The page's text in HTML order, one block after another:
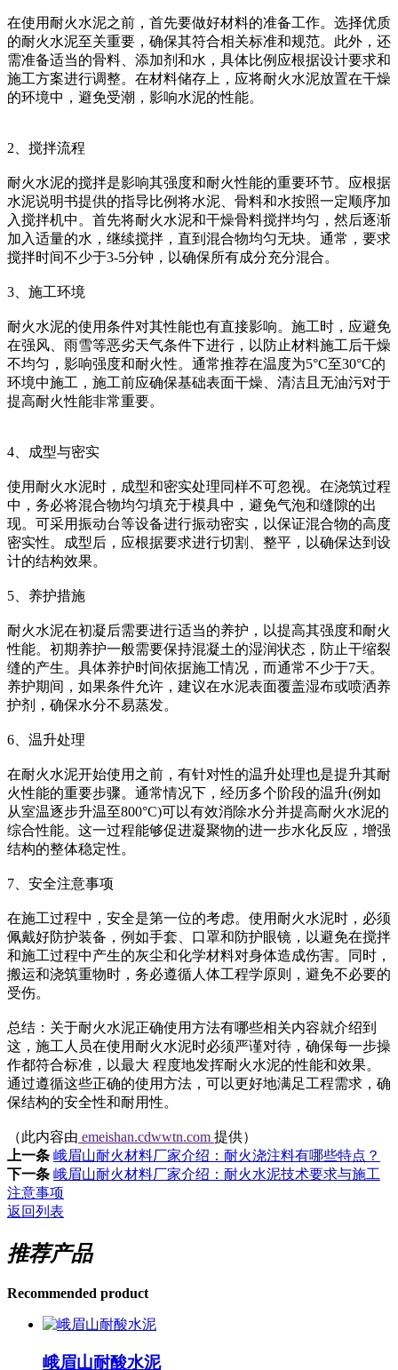
在使用耐火水泥之前，首先要做好材料的准备工作。选择优质
的耐火水泥至关重要，确保其符合相关标准和规范。此外，还
需准备适当的骨料、添加剂和水，具体比例应根据设计要求和
施工方案进行调整。在材料储存上，应将耐火水泥放置在干燥
的环境中，避免受潮，影响水泥的性能。
2、搅拌流程
耐火水泥的搅拌是影响其强度和耐火性能的重要环节。应根据
水泥说明书提供的指导比例将水泥、骨料和水按照一定顺序加
入搅拌机中。首先将耐火水泥和干燥骨料搅拌均匀，然后逐渐
加入适量的水，继续搅拌，直到混合物均匀无块。通常，要求
搅拌时间不少于3-5分钟，以确保所有成分充分混合。
3、施工环境
耐火水泥的使用条件对其性能也有直接影响。施工时，应避免
在强风、雨雪等恶劣天气条件下进行，以防止材料施工后干燥
不均匀，影响强度和耐火性。通常推荐在温度为5°C至30°C的
环境中施工，施工前应确保基础表面干燥、清洁且无油污对于
提高耐火性能非常重要。
4、成型与密实
使用耐火水泥时，成型和密实处理同样不可忽视。在浇筑过程
中，务必将混合物均匀填充于模具中，避免气泡和缝隙的出
现。可采用振动台等设备进行振动密实，以保证混合物的高度
密实性。成型后，应根据要求进行切割、整平，以确保达到设
计的结构效果。
5、养护措施
耐火水泥在初凝后需要进行适当的养护，以提高其强度和耐火
性能。初期养护一般需要保持混凝土的湿润状态，防止干缩裂
缝的产生。具体养护时间依据施工情况，而通常不少于7天。
养护期间，如果条件允许，建议在水泥表面覆盖湿布或喷洒养
护剂，确保水分不易蒸发。
6、温升处理
在耐火水泥开始使用之前，有针对性的温升处理也是提升其耐
火性能的重要步骤。通常情况下，经历多个阶段的温升(例如
从室温逐步升温至800°C)可以有效消除水分并提高耐火水泥的
综合性能。这一过程能够促进凝聚物的进一步水化反应，增强
结构的整体稳定性。
7、安全注意事项
在施工过程中，安全是第一位的考虑。使用耐火水泥时，必须
佩戴好防护装备，例如手套、口罩和防护眼镜，以避免在搅拌
和施工过程中产生的灰尘和化学材料对身体造成伤害。同时，
搬运和浇筑重物时，务必遵循人体工程学原则，避免不必要的
受伤。
总结：关于耐火水泥正确使用方法有哪些相关内容就介绍到
这，施工人员在使用耐火水泥时必须严谨对待，确保每一步操
作都符合标准，以最大 程度地发挥耐火水泥的性能和效果。
通过遵循这些正确的使用方法，可以更好地满足工程需求，确
保结构的安全性和耐用性。
（此内容由 emeishan.cdwwtn.com 提供）
上一条 峨眉山耐火材料厂家介绍：耐火浇注料有哪些特点？
下一条 峨眉山耐火材料厂家介绍：耐火水泥技术要求与施工
注意事项
返回列表
推荐产品
Recommended product
峨眉山耐酸水泥